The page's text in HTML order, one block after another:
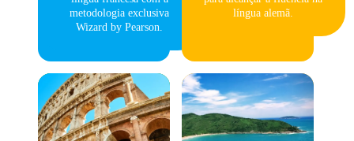
metodologia exclusiva
Wizard by Pearson.
língua alemã.